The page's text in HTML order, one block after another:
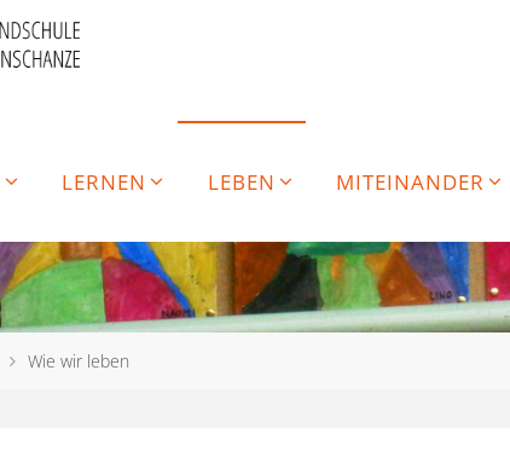
LERNEN LEBEN MITEINANDER
Wie wir leben